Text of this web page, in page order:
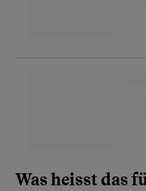
Was heisst das